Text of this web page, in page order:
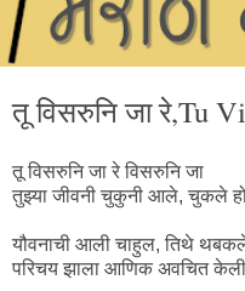
तू विसरुनि जा रे,Tu
तू विसरुनि जा रे विसरुनि जा
तुझ्या जीवनी चुकुनी आले, चुकले
यौवनाची आली चाहुल, तिथे
परिचय झाला आणिक अवचित केली